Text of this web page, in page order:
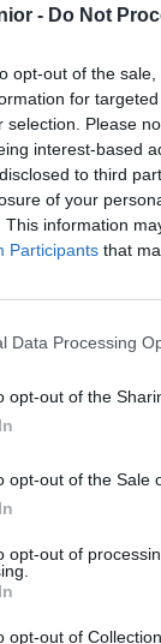
- Do Not
opt-out of the
for
selection. Please
interest-based
to third
of your
This information
Participants that
Data Processing
opt-out of the
opt-out of the Sale
opt-out of
opt-out of
SHARE
Le
deux
la
Previous